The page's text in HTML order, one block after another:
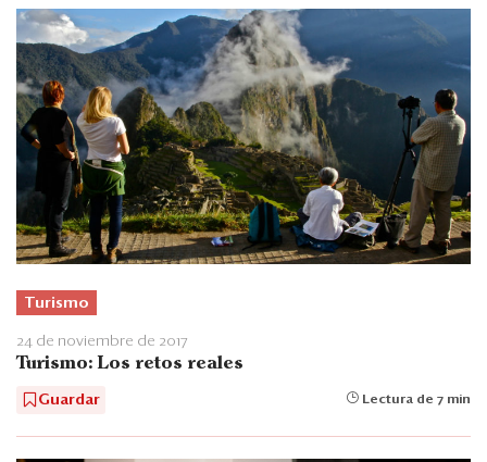
Turismo
24 de noviembre de 2017
Turismo: Los retos reales
Guardar Lectura de 7 min